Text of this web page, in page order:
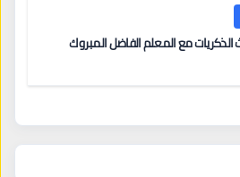
الذكريات مع المعلم الفاضل المبروك